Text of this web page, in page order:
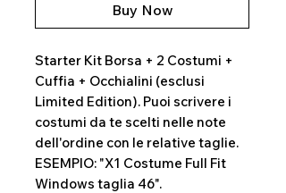
Buy Now
Starter Kit Borsa + 2 Costumi +
Cuffia + Occhialini (esclusi
Limited Edition). Puoi scrivere i
costumi da te scelti nelle note
dell'ordine con le relative taglie.
ESEMPIO: "X1 Costume Full Fit
Windows taglia 46".